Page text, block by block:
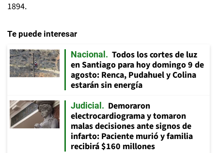
1894.
Te puede interesar
Nacional
Todos los cortes de luz
en Santiago para hoy domingo 9 de
agosto: Renca, Pudahuel y Colina
estarán sin energía
Judicial
Demoraron
electrocardiograma y tomaron
malas decisiones ante signos de
infarto: Paciente murió y familia
recibirá $160 millones